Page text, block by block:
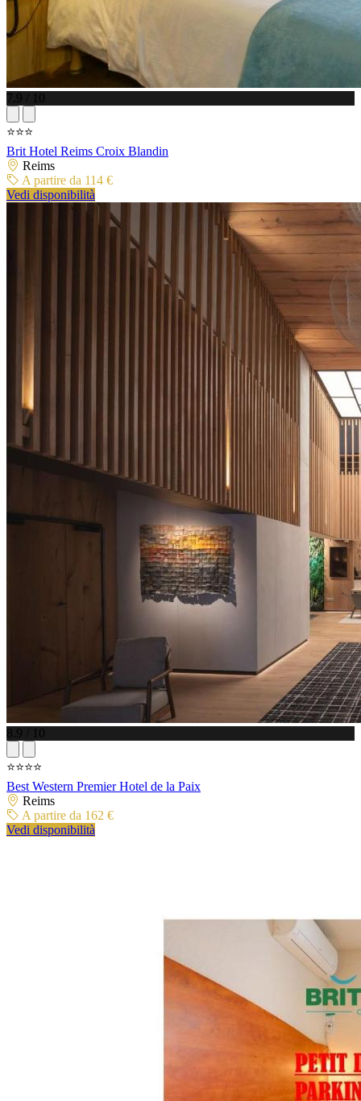
7.9 / 10
⭐⭐⭐
Brit Hotel Reims Croix Blandin
Reims
A partire da 114 €
Vedi disponibilità
8.9 / 10
⭐⭐⭐⭐
Best Western Premier Hotel de la Paix
Reims
A partire da 162 €
Vedi disponibilità